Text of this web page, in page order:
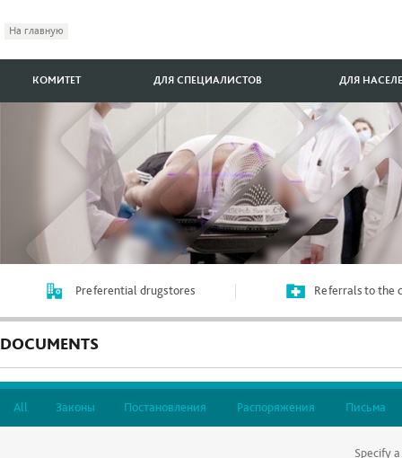
На главную
КОМИТЕТ ДЛЯ СПЕЦИАЛИСТОВ ДЛЯ
Preferential drugstores Referrals to the
DOCUMENTS
All Законы Постановления Распоряжения Письма
Specify